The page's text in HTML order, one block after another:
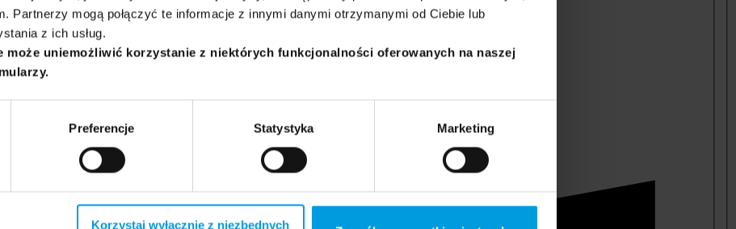
Partnerzy mogą połączyć te informacje z innymi danymi otrzymanymi od Ciebie lub
z ich usług.
może uniemożliwić korzystanie z niektórych funkcjonalności oferowanych na naszej
Preferencje Statystyka Marketing
Korzystaj wyłącznie z niezbędnych